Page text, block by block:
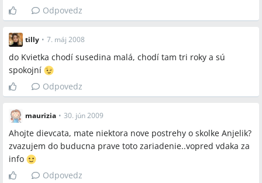
Odpovedz
tilly • 7. máj 2008
do Kvietka chodí susedina malá, chodí tam tri roky a sú
spokojní
Odpovedz
maurizia • 30. jún 2009
Ahojte dievcata, mate niektora nove postrehy o skolke Anjelik?
zvazujem do buducna prave toto zariadenie..vopred vdaka za
info
Odpovedz